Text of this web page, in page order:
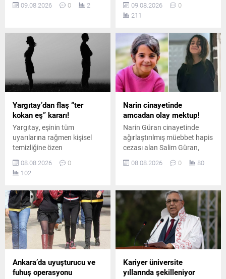
bilgilerini ele geçirmeye
09.08.2026 0 2
yasaklandı. Yetkililer,
vatandaşları denize
uyardı.
09.08.2026
0
211
Yargıtay’dan flaş “ter
kokan eş” kararı!
Yargıtay, eşinin tüm
uyarılarına rağmen kişisel
temizliğine özen
koktuğu belirtilen erkeği
boşanma davasında tam
boşanmasına karar verildi.
08.08.2026
0
102
Narin cinayetinde
amcadan olay mektup!
Narin Güran cinayetinde
ağırlaştırılmış müebbet hapis
cezası alan Salim Güran,
mektupta suçsuz olduğunu
olduğunu öne sürdü.
08.08.2026 0 80
Ankara’da uyuşturucu ve
fuhuş operasyonu
Kariyer üniversite
yıllarında şekilleniyor